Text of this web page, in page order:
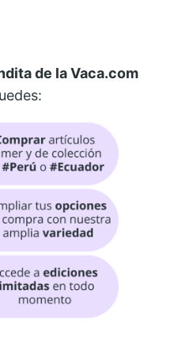
de la Vaca.com